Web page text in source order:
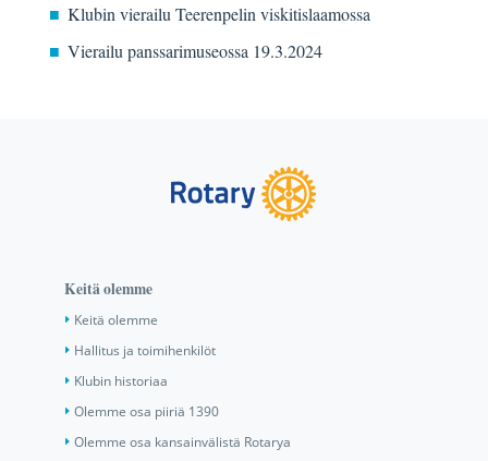
Klubin vierailu Teerenpelin viskitislaamossa
Vierailu panssarimuseossa 19.3.2024
Keitä olemme
Keitä olemme
Hallitus ja toimihenkilöt
Klubin historiaa
Olemme osa piiriä 1390
Olemme osa kansainvälistä Rotarya